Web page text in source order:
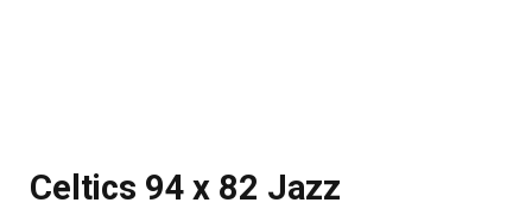
Celtics 94 x 82 Jazz